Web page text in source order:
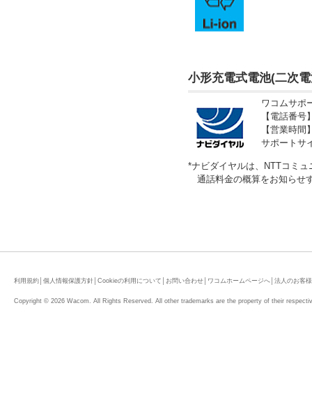
小形充電式電池(二次
ワコムサポ
【電話番号
【営業時
サポートサ
*ナビダイヤルは、NTTコミ
通話料金の概算をお知らせ
利用規約 個人情報保護方針 Cookieの利用について お問い合わせ ワコムホームページへ 法人のお客様
Copyright © 2026 Wacom. All Rights Reserved. All other trademarks are the property of their